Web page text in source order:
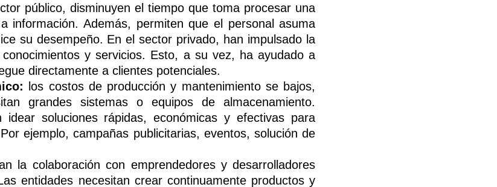
público, disminuyen el tiempo que toma procesar una
información. Además, permiten que el personal asuma
su desempeño. En el sector privado, han impulsado la
y servicios. Esto, a su vez, ha ayudado a
directamente a clientes potenciales.
los costos de producción y mantenimiento se bajos,
grandes sistemas o equipos de almacenamiento.
idear soluciones rápidas, económicas y efectivas para
ejemplo, campañas publicitarias, eventos, solución de
la colaboración con emprendedores y desarrolladores
entidades necesitan crear continuamente productos y